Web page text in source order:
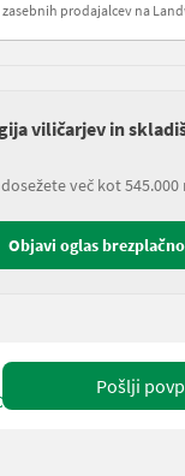
prodajalcev na
viličarjev in
več kot
Objavi oglas brezplačno
Pošlji